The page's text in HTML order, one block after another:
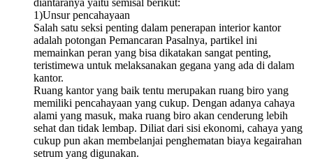
1)Unsur pencahayaan
Salah satu seksi penting dalam penerapan interior kantor
adalah potongan Pemancaran Pasalnya, partikel ini
memainkan peran yang bisa dikatakan sangat penting,
teristimewa untuk melaksanakan gegana yang ada di dalam
kantor.
Ruang kantor yang baik tentu merupakan ruang biro yang
memiliki pencahayaan yang cukup. Dengan adanya cahaya
alami yang masuk, maka ruang biro akan cenderung lebih
sehat dan tidak lembap. Diliat dari sisi ekonomi, cahaya yang
cukup pun akan membelanjai penghematan biaya kegairahan
setrum yang digunakan.